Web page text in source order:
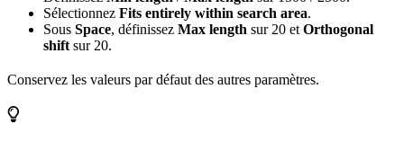
Sélectionnez Fits entirely within search area.
Sous Space, définissez Max length sur 20 et Orthogonal
shift sur 20.
Conservez les valeurs par défaut des autres paramètres.